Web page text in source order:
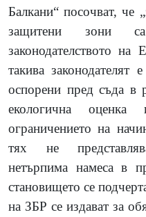
Балкани“ посочват, че
защитени зони
законодателството
такива
оспорени пред съда в
екологична
ограничението на
тях не
нетърпима намеса в
становището се
на ЗБР се издават за